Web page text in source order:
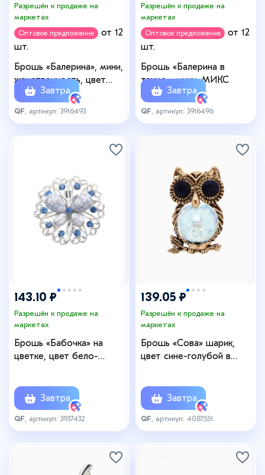
Разрешён к продаже на
маркетах
Оптовое предложение
от 12
шт.
Брошь «Балерина», мини,
женственность, цвет
МИКС (неделимая
фасовка 12 шт. цена за
Завтра
QF , артикул: 3916493
Разрешён к продаже на
маркетах
Оптовое предложение
от 12
шт.
Брошь «Балерина в
танце», мини, МИКС
Завтра
QF , артикул: 3916496
143.10 ₽
Разрешён к продаже на
маркетах
Брошь «Бабочка» на
цветке, цвет бело-
Завтра
QF , артикул: 3937432
139.05 ₽
Разрешён к продаже на
маркетах
Брошь «Сова» шарик,
цвет сине-голубой в
Завтра
QF , артикул: 4087551